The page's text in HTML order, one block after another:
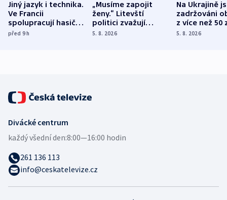
Jiný jazyk i technika.
Ve Francii
spolupracují hasiči z
různých zemí
před 9h
„Musíme zapojit
ženy.“ Litevští
politici zvažují
dohodu o
5. 8. 2026
Na Ukrajině
zadržováni
z více než 50
Bojovali na
5. 8. 2026
Divácké centrum
každý všední den:8:00—16:00 hodin
261 136 113
info@ceskatelevize.cz